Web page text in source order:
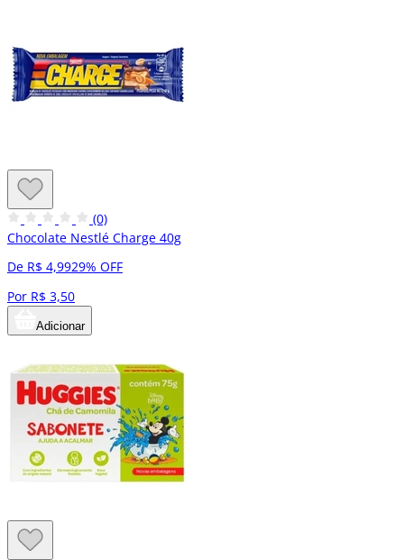
(0)
Chocolate Nestlé Charge 40g
De R$ 4,9929% OFF
Por R$ 3,50
Adicionar